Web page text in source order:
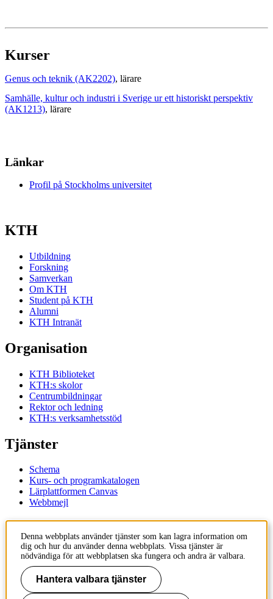
Kurser
Genus och teknik (AK2202), lärare
Samhälle, kultur och industri i Sverige ur ett historiskt perspektiv
(AK1213), lärare
Länkar
Profil på Stockholms universitet
KTH
Utbildning
Forskning
Samverkan
Om KTH
Student på KTH
Alumni
KTH Intranät
Organisation
KTH Biblioteket
KTH:s skolor
Centrumbildningar
Rektor och ledning
KTH:s verksamhetsstöd
Tjänster
Schema
Kurs- och programkatalogen
Lärplattformen Canvas
Webbmejl
KTH
100 44 Stockholm
+46 8 790 60 00
Denna webbplats använder tjänster som kan lagra information om
dig och hur du använder denna webbplats. Vissa tjänster är
nödvändiga för att webbplatsen ska fungera och andra är valbara.
Hantera valbara tjänster